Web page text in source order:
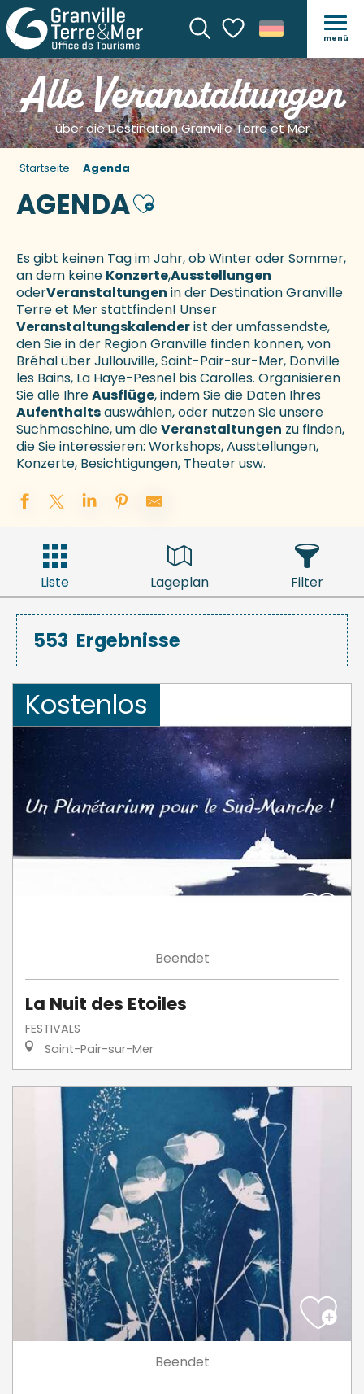
SucheVoir les favoris
menü
Alle Veranstaltungen
über die Destination Granville Terre et Mer
Startseite Agenda
AGENDAAjouter aux favoris
Es gibt keinen Tag im Jahr, ob Winter oder Sommer,
an dem keine Konzerte,Ausstellungen
oderVeranstaltungen in der Destination Granville
Terre et Mer stattfinden! Unser
Veranstaltungskalenderist der umfassendste,
den Sie in der Region Granville finden können, von
Bréhal über Jullouville, Saint-Pair-sur-Mer, Donville
les Bains, La Haye-Pesnel bis Carolles. Organisieren
Sie alle IhreAusflüge, indem Sie die Daten Ihres
Aufenthaltsauswählen, oder nutzen Sie unsere
Suchmaschine, um dieVeranstaltungen zu finden,
die Sie interessieren: Workshops, Ausstellungen,
Konzerte, Besichtigungen, Theater usw.
Liste Lageplan Filter
553 Ergebnisse
Kostenlos
Beendet
La Nuit des Etoiles
FESTIVALS
Saint-Pair-sur-Mer
Beendet